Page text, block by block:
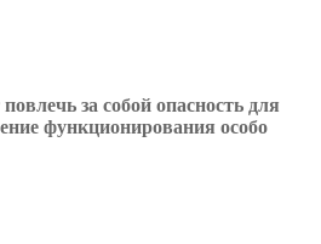
за собой опасность для
функционирования особо